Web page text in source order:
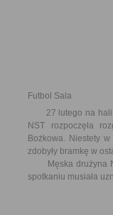
Futbol Sala
27 lutego na hali
NST rozpoczęła
Bożkowa. Niestety
zdobyły bramkę w
Męska drużyna
spotkaniu musiała